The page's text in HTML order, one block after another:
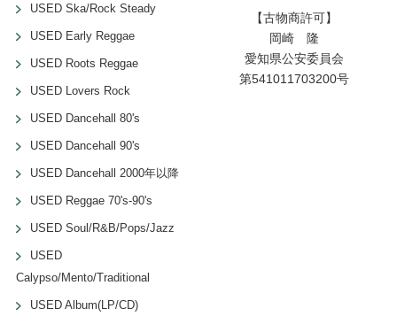
USED Ska/Rock Steady
USED Early Reggae
USED Roots Reggae
USED Lovers Rock
USED Dancehall 80's
USED Dancehall 90's
USED Dancehall 2000年以降
USED Reggae 70's-90's
USED Soul/R&B/Pops/Jazz
USED
Calypso/Mento/Traditional
USED Album(LP/CD)
【古物商許可】
岡崎 隆
愛知県公安委員会
第541011703200号